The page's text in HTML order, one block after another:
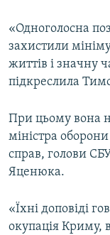
«Одноголосна
захистили
життів і значну
підкреслила
При цьому вона
міністра
справ, голови
Яценюка.
«Їхні доповіді
окупація Криму,